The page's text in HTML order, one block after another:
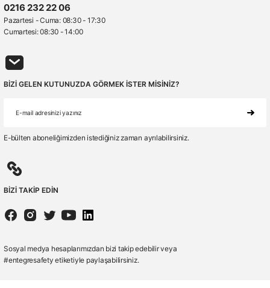
0216 232 22 06
Pazartesi - Cuma: 08:30 - 17:30
Cumartesi: 08:30 - 14:00
BİZİ GELEN KUTUNUZDA GÖRMEK İSTER MİSİNİZ?
E-bülten aboneliğimizden istediğiniz zaman ayrılabilirsiniz.
BİZİ TAKİP EDİN
Sosyal medya hesaplarımızdan bizi takip edebilir veya
#entegresafety etiketiyle paylaşabilirsiniz.